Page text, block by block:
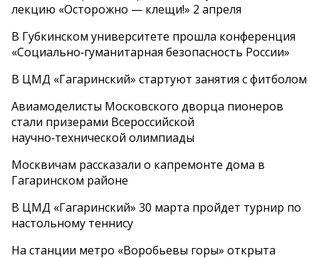
лекцию «Осторожно — клещи!» 2 апреля
В Губкинском университете прошла конференция
«Социально‑гуманитарная безопасность России»
В ЦМД «Гагаринский» стартуют занятия с фитболом
Авиамоделисты Московского дворца пионеров
стали призерами Всероссийской
научно‑технической олимпиады
Москвичам рассказали о капремонте дома в
Гагаринском районе
В ЦМД «Гагаринский» 30 марта пройдет турнир по
настольному теннису
На станции метро «Воробьевы горы» открыта